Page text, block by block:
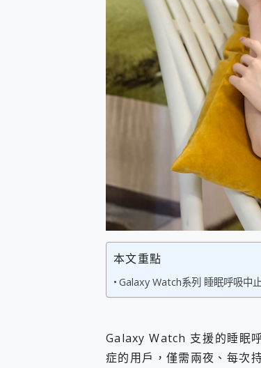
一鍵修復模糊
小朋友才做選
式生活新體驗
外型超吸晴~
開箱~變身「
iPhone 17 系列
DJI Osmo
小巧好吸不擋
會走動的冷暖
寶可夢飛人外
百倍變焦實測~
超好用的
COMPUTEX
自帶線的 有線
飛利浦
是螢幕也是電
您的專屬AI 助
realme 14 Pro
iPhone、Apple
動靜皆宜「
25種洗烘模式
給 MSI Claw 系
B&O 精品級音
本文重點
Galaxy Watch系列 睡眠呼吸中
Galaxy Watch 支援的睡眠
症的用戶，僅需兩夜、每次